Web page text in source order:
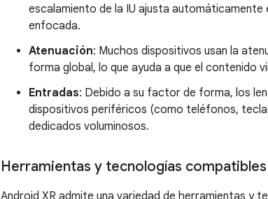
escalamiento de la IU ajusta
enfocada.
Atenuación: Muchos dispositivos usan la
forma global, lo que ayuda a que el contenido
Entradas: Debido a su factor de forma, los
dispositivos periféricos (como teléfonos,
dedicados voluminosos.
Herramientas y tecnologías
Android XR admite una variedad de herramientas y